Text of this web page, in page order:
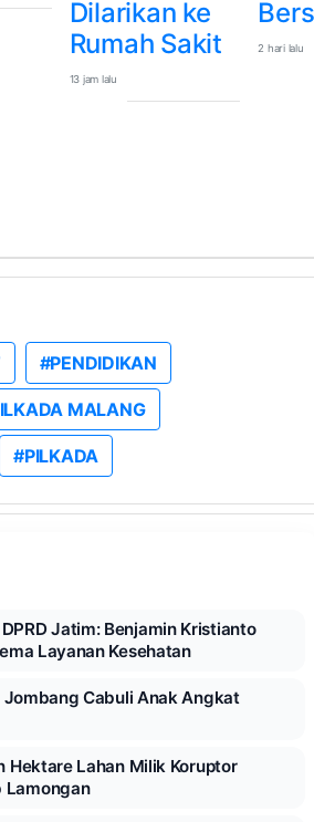
Dilarikan ke
Rumah Sakit
13 jam lalu
2 hari lalu
#PENDIDIKAN
MALANG
#PILKADA
Jatim: Benjamin Kristianto
Layanan Kesehatan
Jombang Cabuli Anak Angkat
Hektare Lahan Milik Koruptor
Lamongan